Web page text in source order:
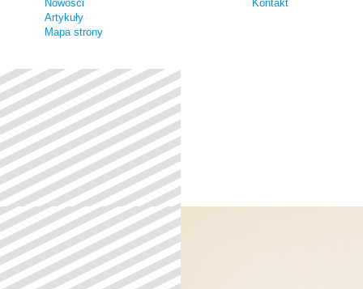
Nowości
Artykuły
Mapa strony
Kontakt